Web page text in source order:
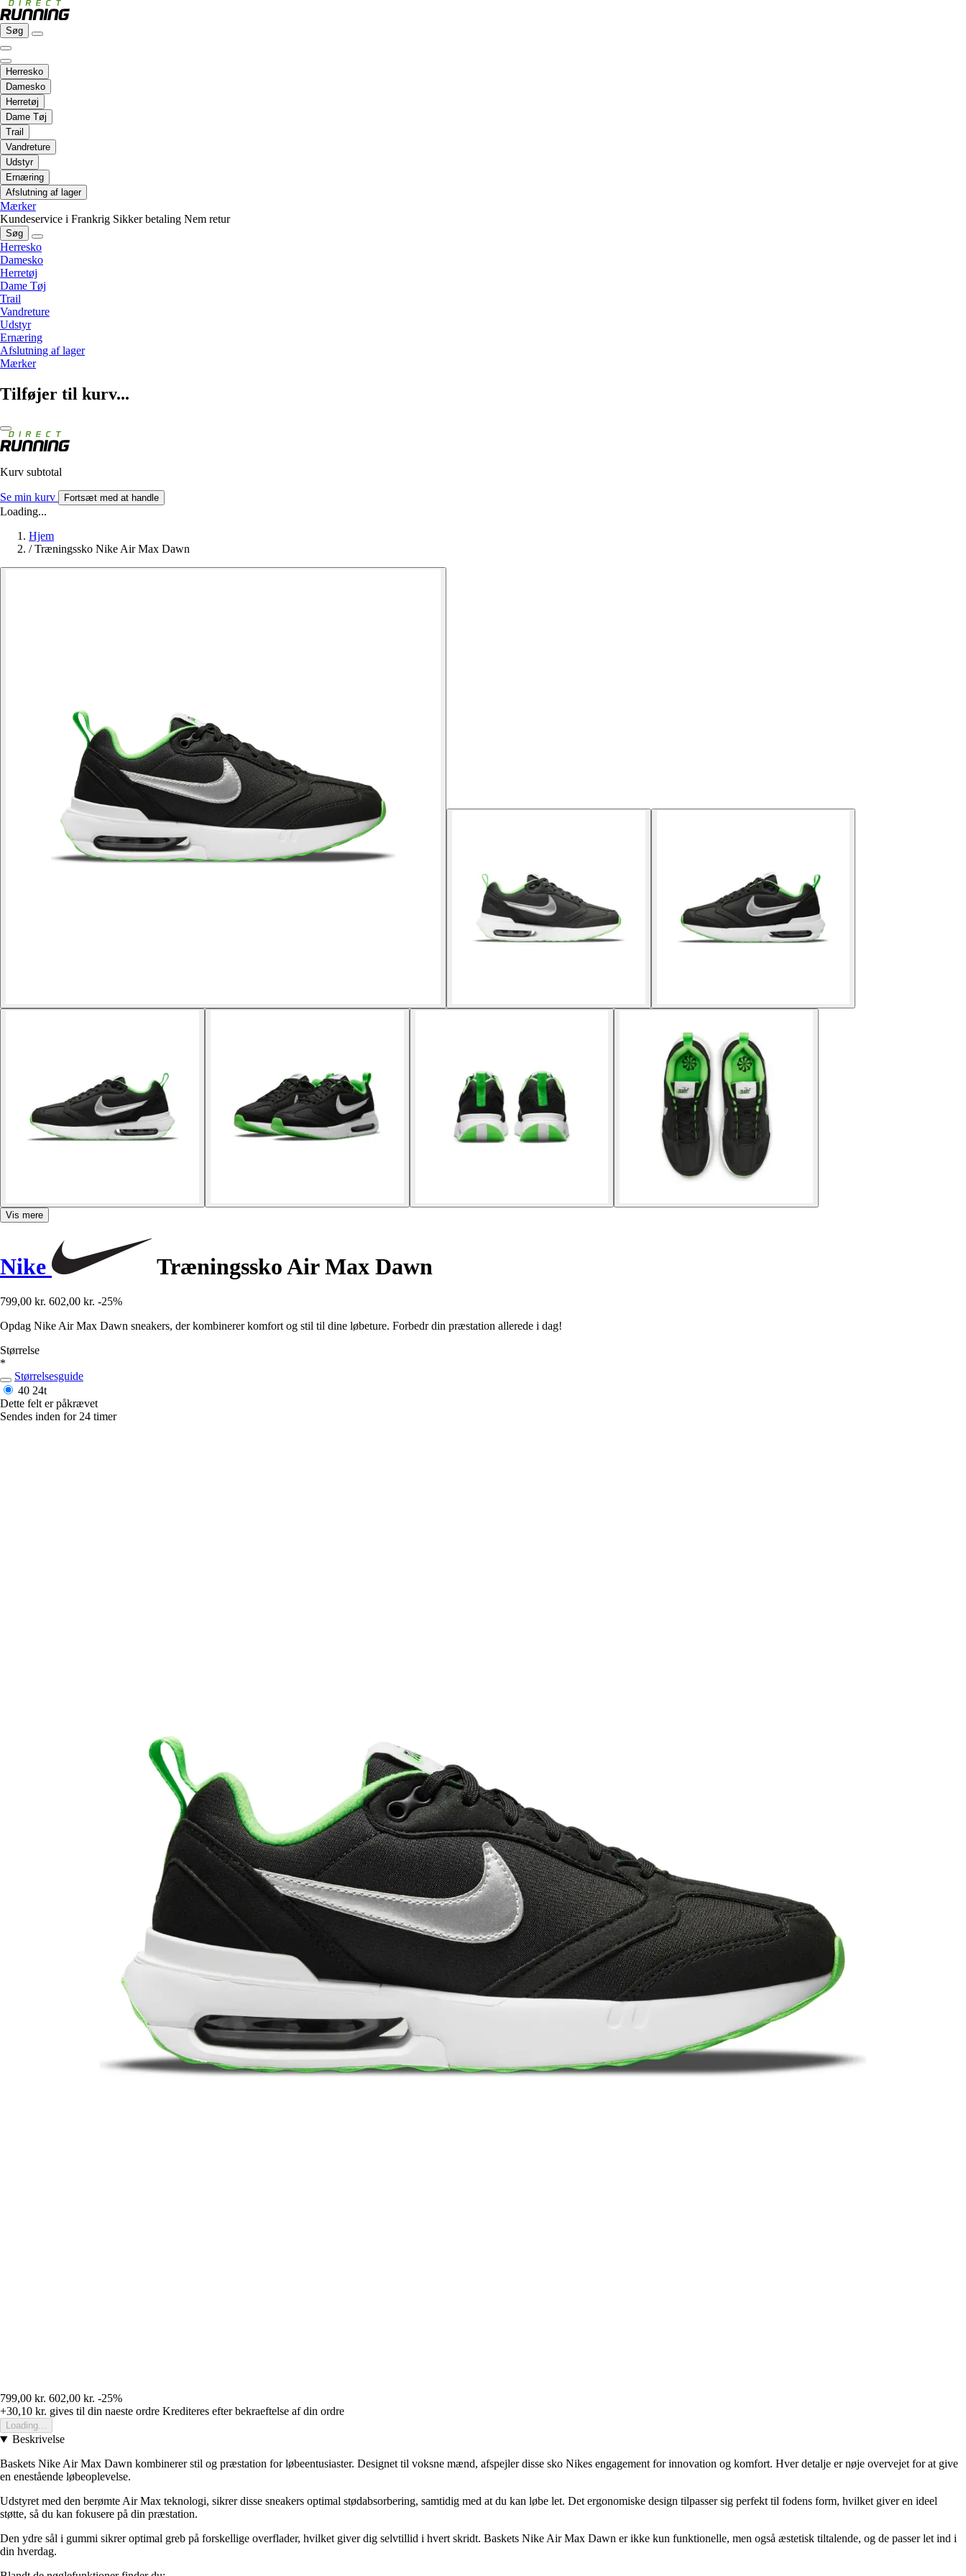
Søg
Herresko
Damesko
Herretøj
Dame Tøj
Trail
Vandreture
Udstyr
Ernæring
Afslutning af lager
Mærker
Kundeservice i Frankrig Sikker betaling Nem retur
Søg
Herresko
Damesko
Herretøj
Dame Tøj
Trail
Vandreture
Udstyr
Ernæring
Afslutning af lager
Mærker
Tilføjer til kurv...
Kurv subtotal
Se min kurv Fortsæt med at handle
Loading...
Hjem
/ Træningssko Nike Air Max Dawn
Vis mere
Nike Træningssko Air Max Dawn
799,00 kr. 602,00 kr. -25%
Opdag Nike Air Max Dawn sneakers, der kombinerer komfort og stil til dine løbeture. Forbedr din præstation allerede i dag!
Størrelse
*
Størrelsesguide
40 24t
Dette felt er påkrævet
Sendes inden for 24 timer
799,00 kr. 602,00 kr. -25%
+30,10 kr. gives til din naeste ordre Krediteres efter bekraeftelse af din ordre
Loading...
Beskrivelse
Baskets Nike Air Max Dawn kombinerer stil og præstation for løbeentusiaster. Designet til voksne mænd, afspejler disse sko Nikes engagement for innovation og komfort. Hver detalje er nøje overvejet for at give
en enestående løbeoplevelse.
Udstyret med den berømte Air Max teknologi, sikrer disse sneakers optimal stødabsorbering, samtidig med at du kan løbe let. Det ergonomiske design tilpasser sig perfekt til fodens form, hvilket giver en ideel
støtte, så du kan fokusere på din præstation.
Den ydre sål i gummi sikrer optimal greb på forskellige overflader, hvilket giver dig selvtillid i hvert skridt. Baskets Nike Air Max Dawn er ikke kun funktionelle, men også æstetisk tiltalende, og de passer let ind i
din hverdag.